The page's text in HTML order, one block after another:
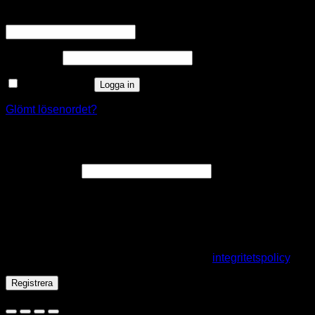
Logga in
Glömt lösenordet?
integritetspolicy.
Registrera